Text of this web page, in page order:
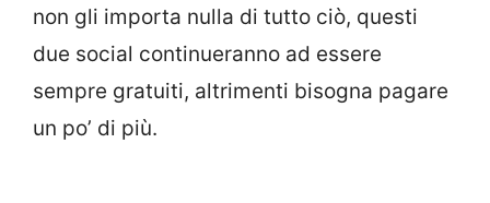
non gli importa nulla di tutto ciò, questi
due social continueranno ad essere
sempre gratuiti, altrimenti bisogna pagare
un po’ di più.